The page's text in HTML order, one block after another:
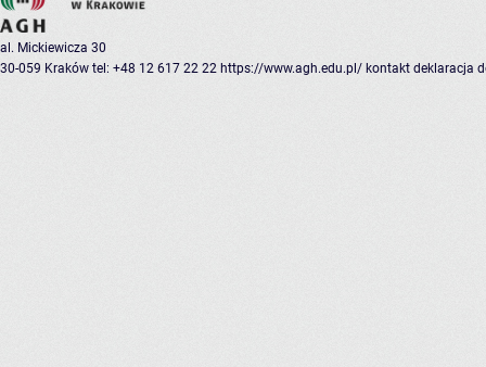
al. Mickiewicza 30
30-059 Kraków tel: +48 12 617 22 22 https://www.agh.edu.pl/ kontakt deklaracja